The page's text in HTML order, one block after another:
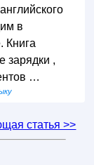
в
Книга
зарядки ,
…
статья >>